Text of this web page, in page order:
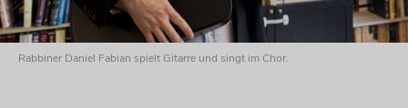
Rabbiner Daniel Fabian spielt Gitarre und singt im Chor.